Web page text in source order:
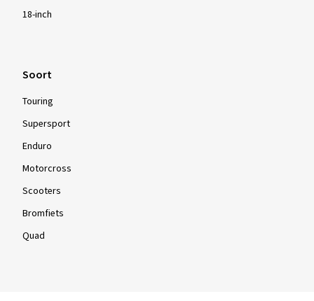
18-inch
Soort
Touring
Supersport
Enduro
Motorcross
Scooters
Bromfiets
Quad